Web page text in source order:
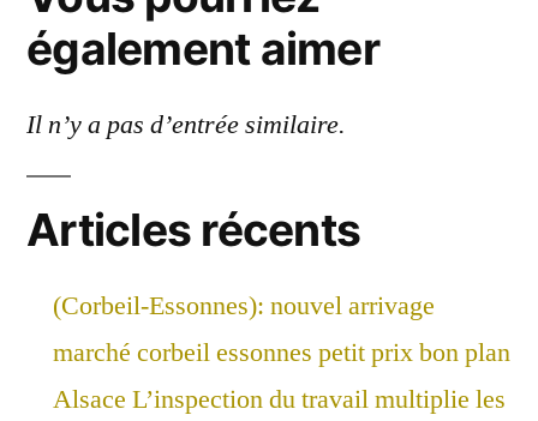
également aimer
Il n’y a pas d’entrée similaire.
Articles récents
(Corbeil-Essonnes): nouvel arrivage
marché corbeil essonnes petit prix bon plan
Alsace L’inspection du travail multiplie les